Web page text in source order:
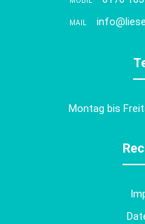
MAIL
Montag bis